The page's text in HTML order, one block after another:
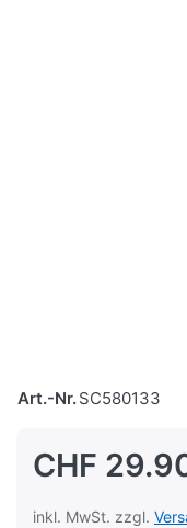
Art.-Nr.SC580133
CHF
inkl. MwSt. zzgl.